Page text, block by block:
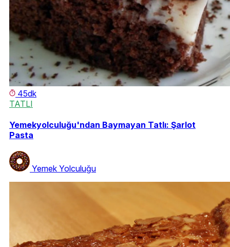
45dk
TATLI
Yemekyolculuğu'ndan Baymayan Tatlı: Şarlot
Pasta
Yemek Yolculuğu